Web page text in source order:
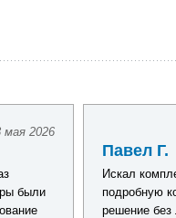
Искал комплект
подробную консультацию
решение без лишних